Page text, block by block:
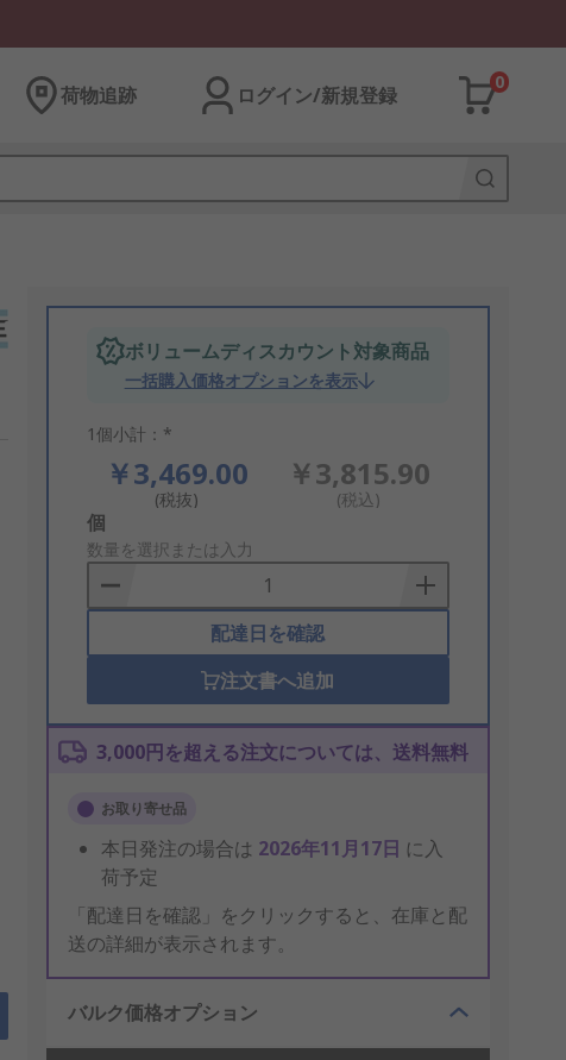
荷物追跡 ログイン/新規登録
0
ボリュームディスカウント対象商品
一括購入価格オプションを表示
1個小計：*
￥3,469.00
(税抜)
￥3,815.90
(税込)
Add
to
Basket
個
数量を選択または入力
配達日を確認
注文書へ追加
3,000円を超える注文については、送料無料
お取り寄せ品
本日発注の場合は 2026年11月17日 に入
荷予定
「配達日を確認」をクリックすると、在庫と配
送の詳細が表示されます。
バルク価格オプション